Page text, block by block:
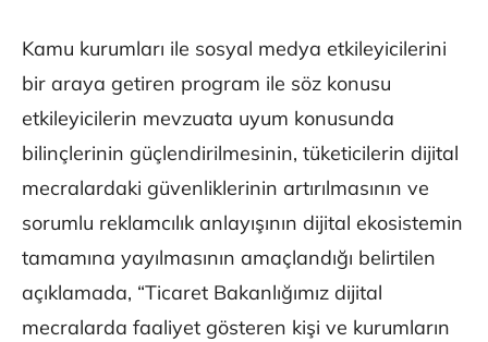
Kamu kurumları ile sosyal medya etkileyicilerini
bir araya getiren program ile söz konusu
etkileyicilerin mevzuata uyum konusunda
bilinçlerinin güçlendirilmesinin, tüketicilerin dijital
mecralardaki güvenliklerinin artırılmasının ve
sorumlu reklamcılık anlayışının dijital ekosistemin
tamamına yayılmasının amaçlandığı belirtilen
açıklamada, “Ticaret Bakanlığımız dijital
mecralarda faaliyet gösteren kişi ve kurumların